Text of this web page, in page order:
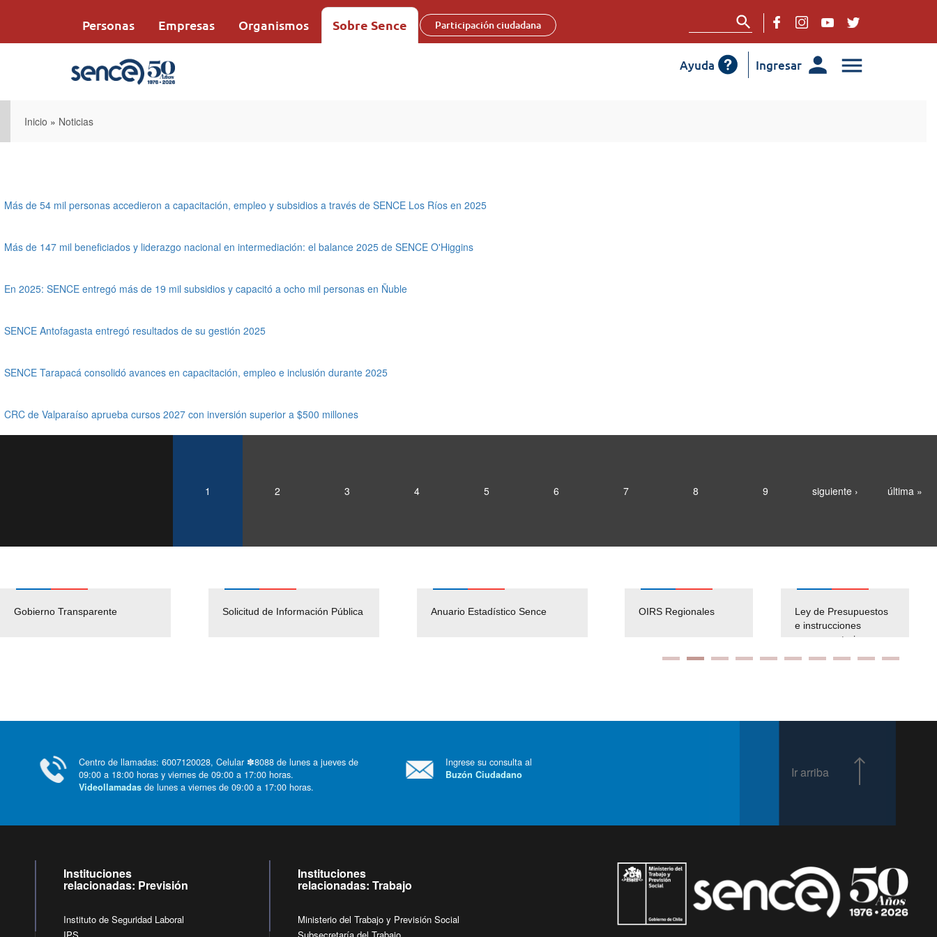
Personas Empresas Organismos Sobre Sence Participación ciudadana
Ingresar
Ayuda
Inicio » Noticias
Más de 54 mil personas accedieron a capacitación, empleo y subsidios a través de SENCE Los Ríos en 2025
Más de 147 mil beneficiados y liderazgo nacional en intermediación: el balance 2025 de SENCE O'Higgins
En 2025: SENCE entregó más de 19 mil subsidios y capacitó a ocho mil personas en Ñuble
SENCE Antofagasta entregó resultados de su gestión 2025
SENCE Tarapacá consolidó avances en capacitación, empleo e inclusión durante 2025
CRC de Valparaíso aprueba cursos 2027 con inversión superior a $500 millones
1 2 3 4 5 6 7 8 9 siguiente › última »
Gobierno Transparente Solicitud de Información Pública Anuario Estadístico Sence
Pago Proveedores
Empleos Públicos
Solicitud Audiencias y
OIRS Regionales
Ley de Presupuestos
e instrucciones
presuspuetarias
Centro de llamadas: 6007120028, Celular ✽8088 de lunes a jueves de
09:00 a 18:00 horas y viernes de 09:00 a 17:00 horas.
Videollamadas de lunes a viernes de 09:00 a 17:00 horas.
Ingrese su consulta al
Buzón Ciudadano Ir arriba
Instituciones
relacionadas: Previsión
Instituto de Seguridad Laboral
IPS
Instituciones
relacionadas: Trabajo
Ministerio del Trabajo y Previsión Social
Subsecretaría del Trabajo